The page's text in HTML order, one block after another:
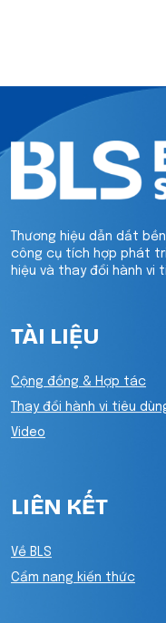
Thương hiệu dẫn dắt
công cụ tích hợp phát
hiệu và thay đổi hành vi
TÀI LIỆU
Cộng đồng & Hợp tác
Thay đổi hành vi tiêu
Video
LIÊN KẾT
Về BLS
Cẩm nang kiến thức